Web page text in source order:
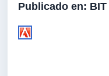
Publicado en: BIT